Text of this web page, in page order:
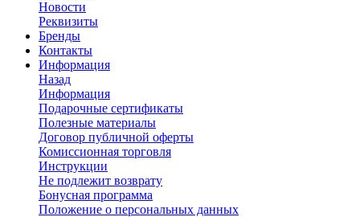
Новости
Реквизиты
Бренды
Контакты
Информация
Назад
Информация
Подарочные сертификаты
Полезные материалы
Договор публичной оферты
Комиссионная торговля
Инструкции
Не подлежит возврату
Бонусная программа
Положение о персональных данных